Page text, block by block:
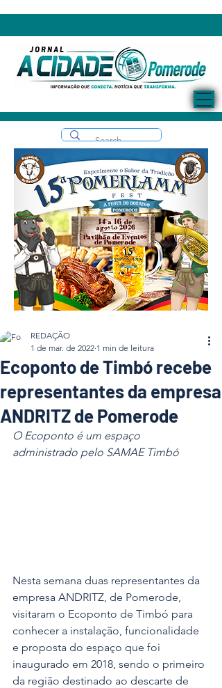
Ecoponto de Timbó recebe
representantes da empresa
ANDRITZ de Pomerode
REDAÇÃO
1 de mar. de 2022 1 min de leitura
O Ecoponto é um espaço
administrado pelo SAMAE Timbó
Nesta semana duas representantes da
empresa ANDRITZ, de Pomerode,
visitaram o Ecoponto de Timbó para
conhecer a instalação, funcionalidade
e proposta do espaço que foi
inaugurado em 2018, sendo o primeiro
da região destinado ao descarte de